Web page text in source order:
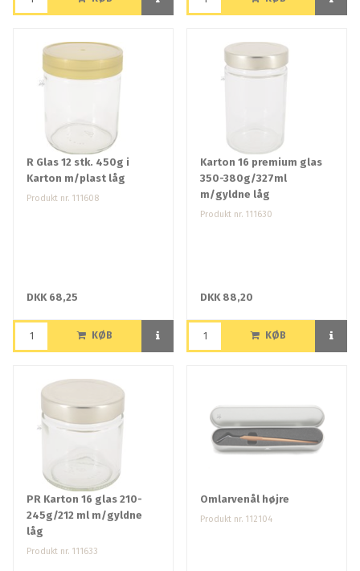
R Glas 12 stk. 450g i
Karton m/plast låg
Produkt nr. 111608
DKK 68,25
KØB
Karton 16 premium glas
350-380g/327ml
m/gyldne låg
Produkt nr. 111630
DKK 88,20
KØB
PR Karton 16 glas 210-
245g/212 ml m/gyldne
låg
Produkt nr. 111633
Omlarvenål højre
Produkt nr. 112104